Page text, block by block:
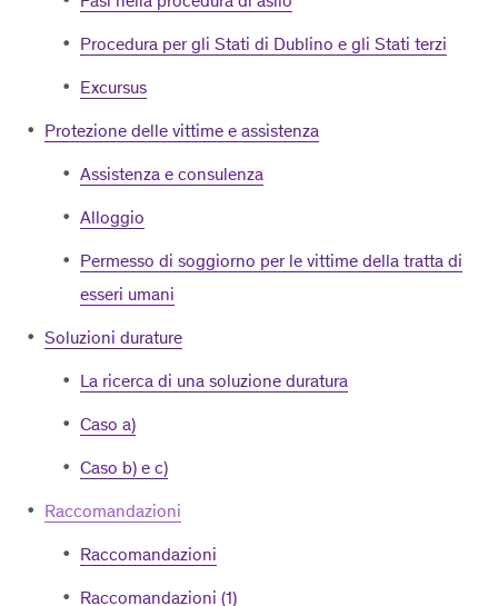
Procedura per gli Stati di Dublino e gli Stati terzi
Excursus
Protezione delle vittime e assistenza
Assistenza e consulenza
Alloggio
Permesso di soggiorno per le vittime della tratta di
esseri umani
Soluzioni durature
La ricerca di una soluzione duratura
Caso a)
Caso b) e c)
Raccomandazioni
Raccomandazioni
Raccomandazioni (1)